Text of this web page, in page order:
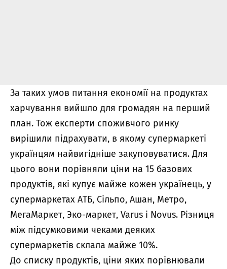
За таких умов питання економії на продуктах
харчування вийшло для громадян на перший
план. Тож експерти споживчого ринку
вирішили підрахувати, в якому супермаркеті
українцям найвигідніше закуповуватися. Для
цього вони порівняли ціни на 15 базових
продуктів, які купує майже кожен українець, у
супермаркетах AТБ, Сільпо, Ашан, Метро,
МегаМаркет, Эко-маркет, Varus і Novus. Різниця
між підсумковими чеками деяких
супермаркетів склала майже 10%.
До списку продуктів, ціни яких порівнювали